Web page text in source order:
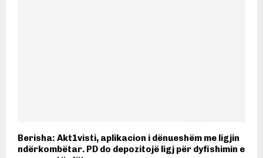
Berisha: Akt1visti, aplikacion i dënueshëm me ligjin
ndërkombëtar. PD do depozitojë ligj për dyfishimin e